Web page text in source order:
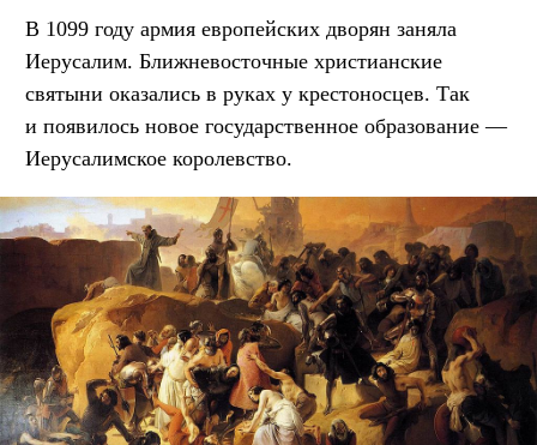
В 1099 году армия европейских дворян заняла
Иерусалим. Ближневосточные христианские
святыни оказались в руках у крестоносцев. Так
и появилось новое государственное образование —
Иерусалимское королевство.